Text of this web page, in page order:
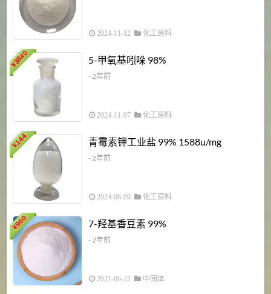
2024-11-12 化工原料
¥
3840 5-甲氧基吲哚 98%
- 2年前
2024-11-07 化工原料
¥
144 青霉素钾工业盐 99% 1588u/mg
- 2年前
2024-08-09 化工原料
¥
960 7-羟基香豆素 99%
- 2年前
2021-06-22 中间体